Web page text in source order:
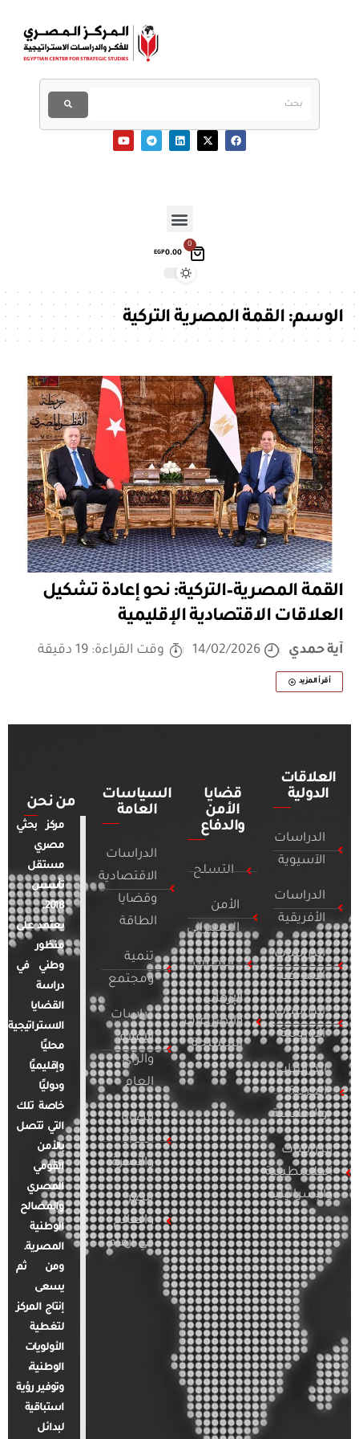
0
EGP0.00
الوسم:القمة المصرية التركية
القمة المصرية–التركية: نحو إعادة تشكيل
العلاقات الاقتصادية الإقليمية
آية حمدي 14/02/2026 وقت القراءة: 19 دقيقة
أقرأ المزيد
العلاقات
الدولية
الدراسات
الآسيوية
الدراسات
الأفريقية
الدراسات
الأمريكية
الدراسات
الأوروبية
الدراسات
العربية
والإقليمية
الدراسات
الفلسطينية
والإسرائيلية
قضايا
الأمن
والدفاع
التسلح
الأمن
السيبراني
التطرف
الإرهاب
والصراعات
المسلحة
السياسات
العامة
الدراسات
الاقتصادية
وقضايا
الطاقة
تنمية
ومجتمع
دراسات
الإعلام
والرأي
العام
قضايا
المرأة
والأسرة
مصر
والعالم
في أرقام
من نحن
مركز بحثي
مصري
مستقل
تأسس
2018.
يعتمد على
منظور
وطني في
دراسة
القضايا
الاستراتيجية
محليًا
وإقليميًا
ودوليًا
خاصة تلك
التي تتصل
بالأمن
القومي
المصري
والمصالح
الوطنية
المصرية.
ومن ثم
يسعى
إنتاج المركز
لتغطية
الأولويات
الوطنية،
وتوفير رؤية
استباقية
لبدائل